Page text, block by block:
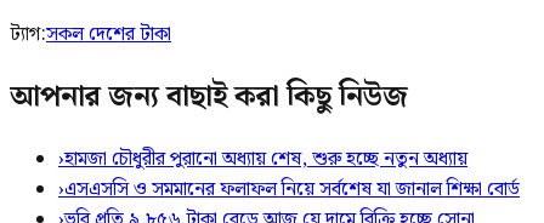
ট্যাগ:সকল দেশের টাকা
আপনার জন্য বাছাই করা কিছু নিউজ
›হামজা চৌধুরীর পুরানো অধ্যায় শেষ, শুরু হচ্ছে নতুন অধ্যায়
›এসএসসি ও সমমানের ফলাফল নিয়ে সর্বশেষ যা জানাল শিক্ষা বোর্ড